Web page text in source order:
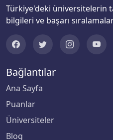
Bezm-İ Alem Vakıf
Biruni Üniversitesi
Bitlis Eren Üniversitesi
Türkiye'deki üniversitelerin
bilgileri ve başarı
Bağlantılar
Ana Sayfa
Puanlar
Üniversiteler
Blog